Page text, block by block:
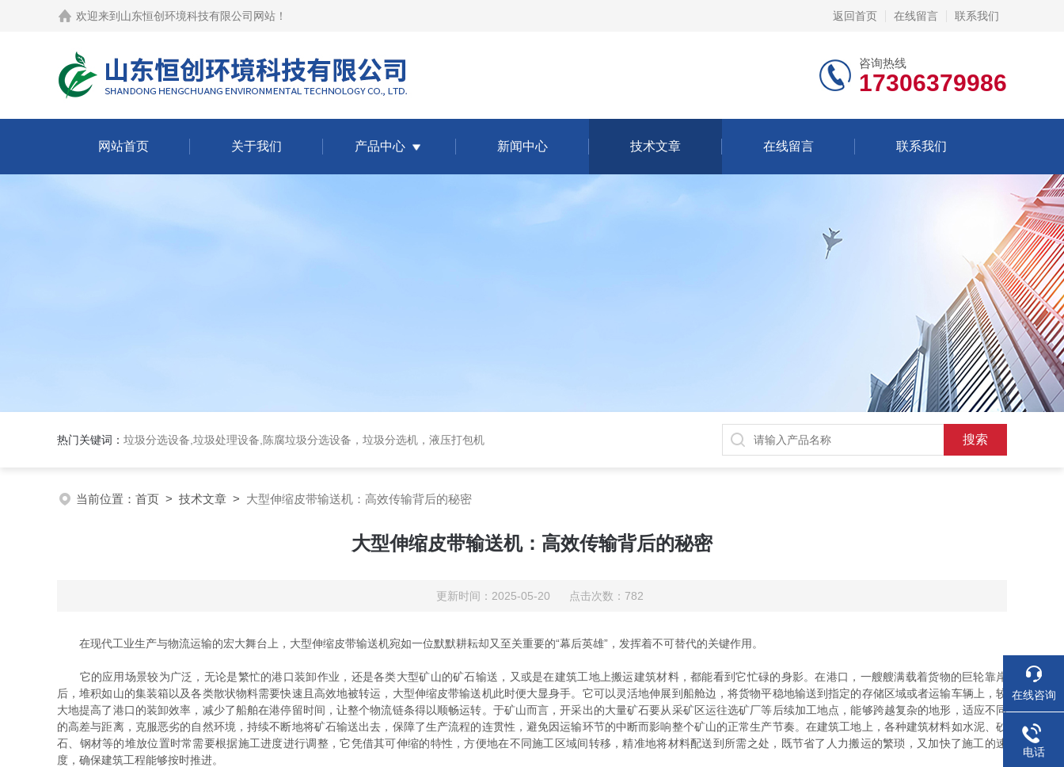
欢迎来到 山东恒创环境科技有限公司网站 ！ 返回首页 在线留言 联系我们
咨询热线
17306379986
网站首页 关于我们 产品中心 新闻中心 技术文章 在线留言 联系我们
热门关键词： 垃圾分选设备,垃圾处理设备,陈腐垃圾分选设备，垃圾分选机，液压打包机
当前位置： 首页 > 技术文章 > 大型伸缩皮带输送机：高效传输背后的秘密
大型伸缩皮带输送机：高效传输背后的秘密
更新时间：2025-05-20 点击次数：782
在现代工业生产与物流运输的宏大舞台上，大型伸缩皮带输送机宛如一位默默耕耘却又至关重要的“幕后英雄”，发挥着不可替代的关键作用。
它的应用场景较为广泛，无论是繁忙的港口装卸作业，还是各类大型矿山的矿石输送，又或是在建筑工地上搬运建筑材料，都能看到它忙碌的身影。在港口，一艘艘满载着货物的巨轮靠岸
后，堆积如山的集装箱以及各类散状物料需要快速且高效地被转运，大型伸缩皮带输送机此时便大显身手。它可以灵活地伸展到船舱边，将货物平稳地输送到指定的存储区域或者运输车辆上，较
大地提高了港口的装卸效率，减少了船舶在港停留时间，让整个物流链条得以顺畅运转。于矿山而言，开采出的大量矿石要从采矿区运往选矿厂等后续加工地点，能够跨越复杂的地形，适应不同
的高差与距离，克服恶劣的自然环境，持续不断地将矿石输送出去，保障了生产流程的连贯性，避免因运输环节的中断而影响整个矿山的正常生产节奏。在建筑工地上，各种建筑材料如水泥、砂
石、钢材等的堆放位置时常需要根据施工进度进行调整，它凭借其可伸缩的特性，方便地在不同施工区域间转移，精准地将材料配送到所需之处，既节省了人力搬运的繁琐，又加快了施工的速
度，确保建筑工程能够按时推进。
在线咨询
电话